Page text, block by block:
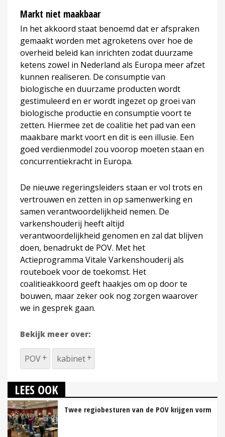
Markt niet maakbaar
In het akkoord staat benoemd dat er afspraken
gemaakt worden met agroketens over hoe de
overheid beleid kan inrichten zodat duurzame
ketens zowel in Nederland als Europa meer afzet
kunnen realiseren. De consumptie van
biologische en duurzame producten wordt
gestimuleerd en er wordt ingezet op groei van
biologische productie en consumptie voort te
zetten. Hiermee zet de coalitie het pad van een
maakbare markt voort en dit is een illusie. Een
goed verdienmodel zou voorop moeten staan en
concurrentiekracht in Europa.
De nieuwe regeringsleiders staan er vol trots en
vertrouwen en zetten in op samenwerking en
samen verantwoordelijkheid nemen. De
varkenshouderij heeft altijd
verantwoordelijkheid genomen en zal dat blijven
doen, benadrukt de POV. Met het
Actieprogramma Vitale Varkenshouderij als
routeboek voor de toekomst. Het
coalitieakkoord geeft haakjes om op door te
bouwen, maar zeker ook nog zorgen waarover
we in gesprek gaan.
Bekijk meer over:
POV kabinet
LEES OOK
Twee regiobesturen van de POV krijgen vorm